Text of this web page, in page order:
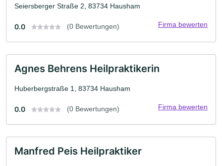
Seiersberger Straße 2, 83734 Hausham
0.0 (0 Bewertungen) Firma bewerten
Agnes Behrens Heilpraktikerin
Huberbergstraße 1, 83734 Hausham
0.0 (0 Bewertungen) Firma bewerten
Manfred Peis Heilpraktiker